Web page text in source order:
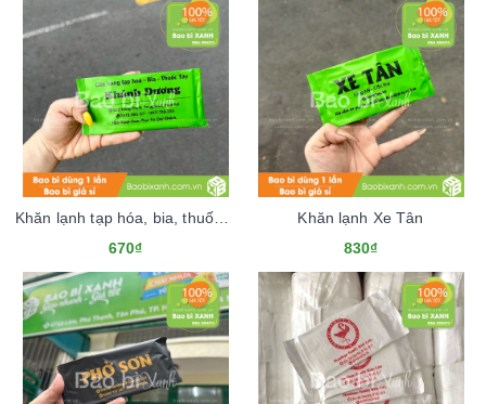
Khăn lạnh tạp hóa, bia, thuốc tây Khánh Dương
670₫
Khăn lạnh Xe Tân
830₫